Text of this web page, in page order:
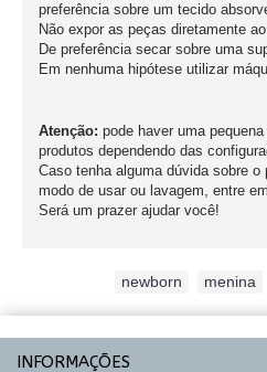
preferência sobre um tecido
Não expor as peças diretamente
De preferência secar sobre uma
Em nenhuma hipótese utilizar
Atenção: pode haver uma
produtos dependendo das
Caso tenha alguma dúvida sobre
modo de usar ou lavagem, entre
Será um prazer ajudar você!
newborn menina
INFORMAÇÕES